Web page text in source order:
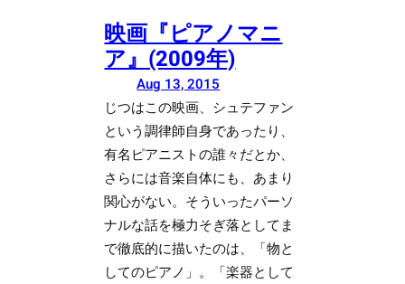
映画『ピアノマニ
ア』(2009年)
Aug 13, 2015
じつはこの映画、シュテファン
という調律師自身であったり、
有名ピアニストの誰々だとか、
さらには音楽自体にも、あまり
関心がない。そういったパーソ
ナルな話を極力そぎ落としてま
で徹底的に描いたのは、「物と
してのピアノ」。「楽器として